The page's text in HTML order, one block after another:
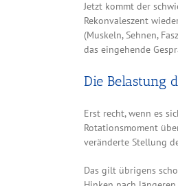
Jetzt kommt der
Rekonvaleszent
(Muskeln, Sehnen,
das eingehende
Die Belastung
Erst recht, wenn es
Rotationsmoment
veränderte Stellung
Das gilt übrigens